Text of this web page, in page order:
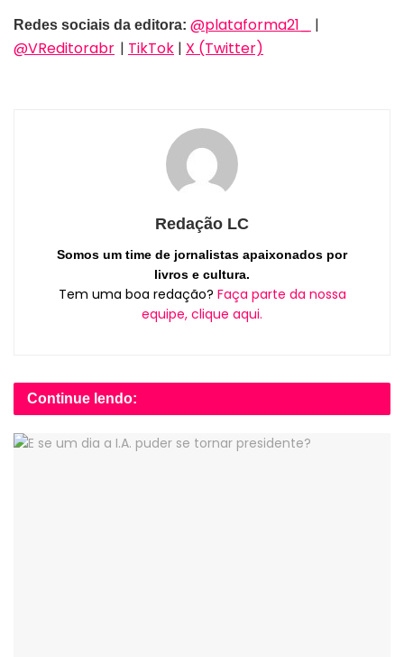
Redes sociais da editora: @plataforma21_
|
@VReditorabr | TikTok | X (Twitter)
Redação LC
Somos um time de jornalistas apaixonados por
livros e cultura.
Tem uma boa redação? Faça parte da nossa
equipe, clique aqui.
Continue lendo: